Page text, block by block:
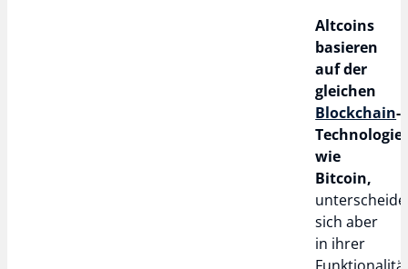
Altcoins
basieren
auf der
gleichen
Blockchain-
Technologie
wie
Bitcoin,
sich aber
in ihrer